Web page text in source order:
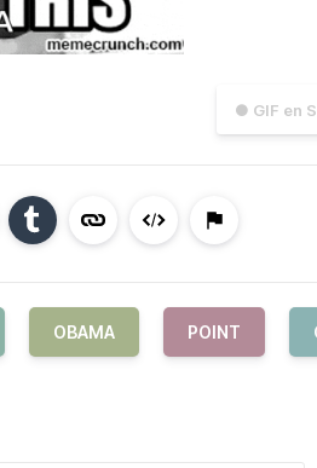
● GIF en
OBAMA POINT